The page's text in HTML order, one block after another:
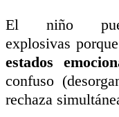
El niño
explosivas porque
estados
confuso
rechaza